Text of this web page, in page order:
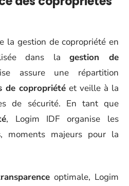
la gestion de copropriété en
dans lagestion de
assure une répartition
de copropriété et veille à la
de sécurité. En tant que
, Logim IDF organise les
, moments majeurs pour la
optimale, Logim